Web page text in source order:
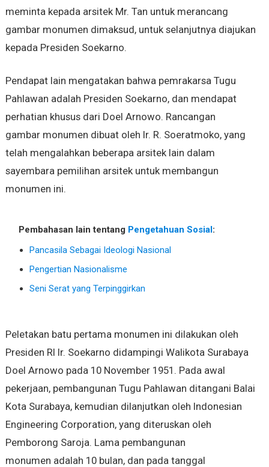
meminta kepada arsitek Mr. Tan untuk merancang
gambar monumen dimaksud, untuk selanjutnya diajukan
kepada Presiden Soekarno.
Pendapat lain mengatakan bahwa pemrakarsa Tugu
Pahlawan adalah Presiden Soekarno, dan mendapat
perhatian khusus dari Doel Arnowo. Rancangan
gambar monumen dibuat oleh Ir. R. Soeratmoko, yang
telah mengalahkan beberapa arsitek lain dalam
sayembara pemilihan arsitek untuk membangun
monumen ini.
Pembahasan lain tentang Pengetahuan Sosial:
Pancasila Sebagai Ideologi Nasional
Pengertian Nasionalisme
Seni Serat yang Terpinggirkan
Peletakan batu pertama monumen ini dilakukan oleh
Presiden RI Ir. Soekarno didampingi Walikota Surabaya
Doel Arnowo pada 10 November 1951. Pada awal
pekerjaan, pembangunan Tugu Pahlawan ditangani Balai
Kota Surabaya, kemudian dilanjutkan oleh Indonesian
Engineering Corporation, yang diteruskan oleh
Pemborong Saroja. Lama pembangunan
monumen adalah 10 bulan, dan pada tanggal